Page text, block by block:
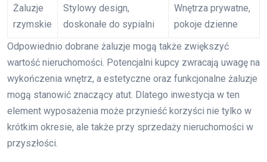
Żaluzje
rzymskie
Stylowy design,
doskonałe do sypialni
Wnętrza prywatne,
pokoje dzienne
Odpowiednio dobrane żaluzje mogą także zwiększyć
wartość nieruchomości. Potencjalni kupcy zwracają uwagę na
wykończenia wnętrz, a estetyczne oraz funkcjonalne żaluzje
mogą stanowić znaczący atut. Dlatego inwestycja w ten
element wyposażenia może przynieść korzyści nie tylko w
krótkim okresie, ale także przy sprzedaży nieruchomości w
przyszłości.